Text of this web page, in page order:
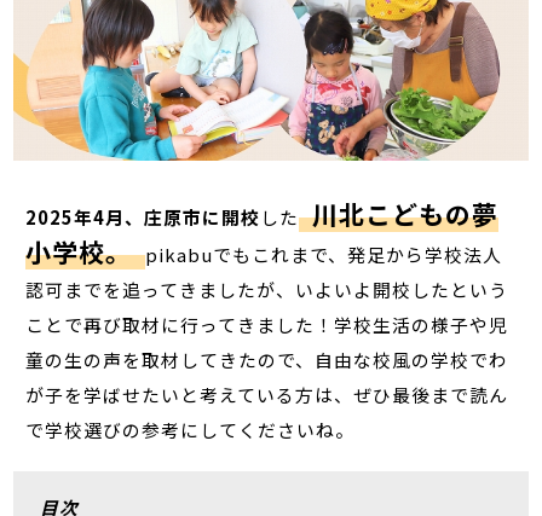
2025年4月、庄原市に開校した 川北こどもの夢
小学校。 pikabuでもこれまで、発足から学校法人
認可までを追ってきましたが、いよいよ開校したという
ことで再び取材に行ってきました！学校生活の様子や児
童の生の声を取材してきたので、自由な校風の学校でわ
が子を学ばせたいと考えている方は、ぜひ最後まで読ん
で学校選びの参考にしてくださいね。
目次